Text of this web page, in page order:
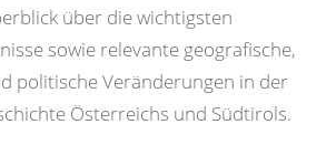
über die wichtigsten
sowie relevante geografische,
politische Veränderungen in der
Österreichs und Südtirols.